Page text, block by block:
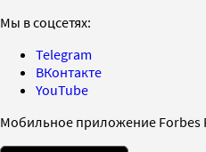
Мы в соцсетях:
Telegram
ВКонтакте
YouTube
Мобильное приложение Forbes